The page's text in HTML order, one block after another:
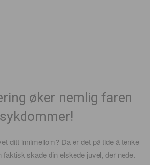
øker nemlig faren
ditt innimellom? Da er det på tide å tenke
faktisk skade din elskede juvel, der nede.